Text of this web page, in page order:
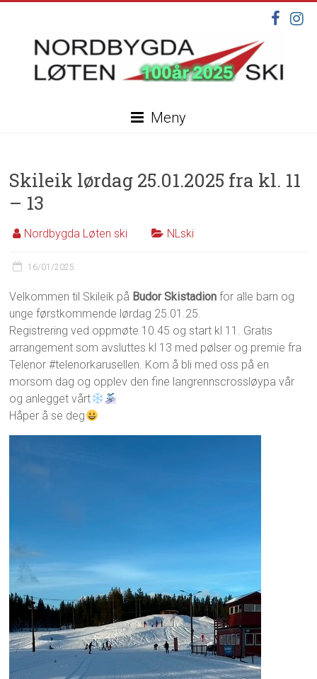
content
Velkommen
nye
under
Meny
Skileik lørdag 25.01.2025 fra kl. 11
– 13
Nordbygda Løten ski NLski
16/01/2025
Velkommen til Skileik på Budor Skistadion for alle barn og
unge førstkommende lørdag 25.01.25.
Registrering ved oppmøte 10.45 og start kl 11. Gratis
arrangement som avsluttes kl 13 med pølser og premie fra
Telenor #telenorkarusellen. Kom å bli med oss på en
morsom dag og opplev den fine langrennscrossløypa vår
og anlegget vårt
Håper å se deg